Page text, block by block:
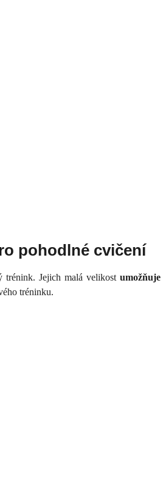
pohodlné cvičení
trénink. Jejich malá velikost
tréninku.